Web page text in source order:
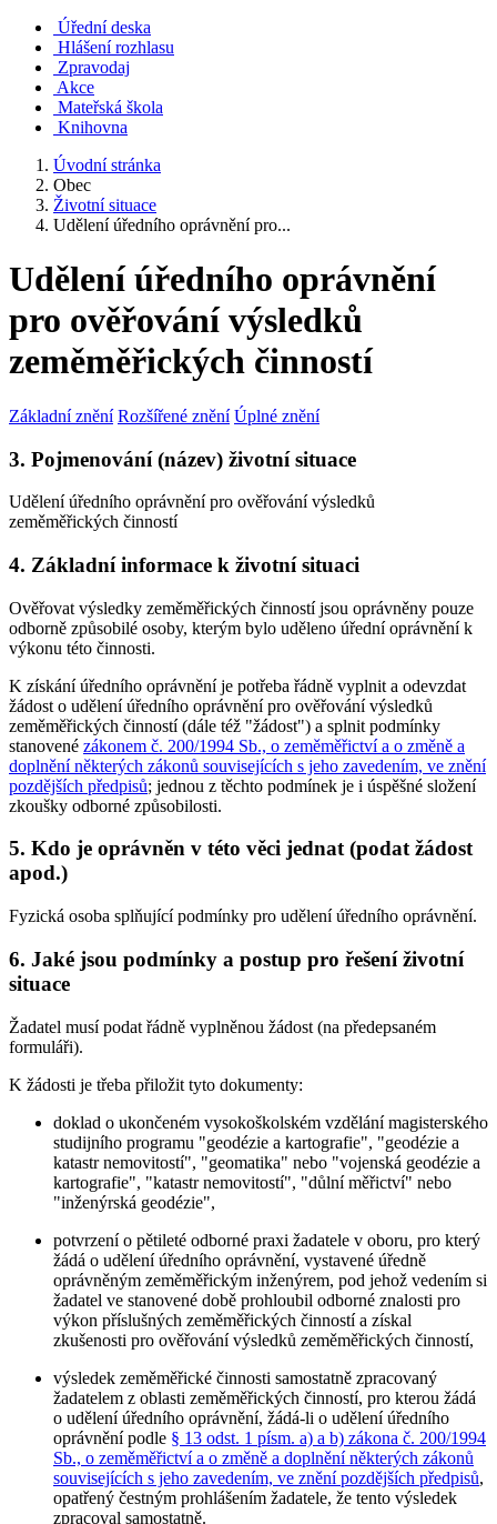
Úřední deska
Hlášení rozhlasu
Zpravodaj
Akce
Mateřská škola
Knihovna
Úvodní stránka
Obec
Životní situace
Udělení úředního oprávnění pro...
Udělení úředního oprávnění
pro ověřování výsledků
zeměměřických činností
Základní znění Rozšířené znění Úplné znění
3. Pojmenování (název) životní situace
Udělení úředního oprávnění pro ověřování výsledků
zeměměřických činností
4. Základní informace k životní situaci
Ověřovat výsledky zeměměřických činností jsou oprávněny pouze
odborně způsobilé osoby, kterým bylo uděleno úřední oprávnění k
výkonu této činnosti.
K získání úředního oprávnění je potřeba řádně vyplnit a odevzdat
žádost o udělení úředního oprávnění pro ověřování výsledků
zeměměřických činností (dále též "žádost") a splnit podmínky
stanovené zákonem č. 200/1994 Sb., o zeměměřictví a o změně a
doplnění některých zákonů souvisejících s jeho zavedením, ve znění
pozdějších předpisů; jednou z těchto podmínek je i úspěšné složení
zkoušky odborné způsobilosti.
5. Kdo je oprávněn v této věci jednat (podat žádost
apod.)
Fyzická osoba splňující podmínky pro udělení úředního oprávnění.
6. Jaké jsou podmínky a postup pro řešení životní
situace
Žadatel musí podat řádně vyplněnou žádost (na předepsaném
formuláři).
K žádosti je třeba přiložit tyto dokumenty:
doklad o ukončeném vysokoškolském vzdělání magisterského
studijního programu "geodézie a kartografie", "geodézie a
katastr nemovitostí", "geomatika" nebo "vojenská geodézie a
kartografie", "katastr nemovitostí", "důlní měřictví" nebo
"inženýrská geodézie",
potvrzení o pětileté odborné praxi žadatele v oboru, pro který
žádá o udělení úředního oprávnění, vystavené úředně
oprávněným zeměměřickým inženýrem, pod jehož vedením si
žadatel ve stanovené době prohloubil odborné znalosti pro
výkon příslušných zeměměřických činností a získal
zkušenosti pro ověřování výsledků zeměměřických činností,
výsledek zeměměřické činnosti samostatně zpracovaný
žadatelem z oblasti zeměměřických činností, pro kterou žádá
o udělení úředního oprávnění, žádá-li o udělení úředního
oprávnění podle § 13 odst. 1 písm. a) a b) zákona č. 200/1994
Sb., o zeměměřictví a o změně a doplnění některých zákonů
souvisejících s jeho zavedením, ve znění pozdějších předpisů,
opatřený čestným prohlášením žadatele, že tento výsledek
zpracoval samostatně.